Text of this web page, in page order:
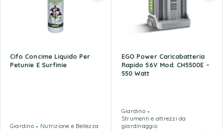
Cifo Concime Liquido Per
Petunie E Surfinie
Giardino Nutrizione e Bellezza
EGO Power Caricabatteria
Rapido 56V Mod. CH5500E –
550 Watt
Giardino
Strumenti e attrezzi da
giardinaggio